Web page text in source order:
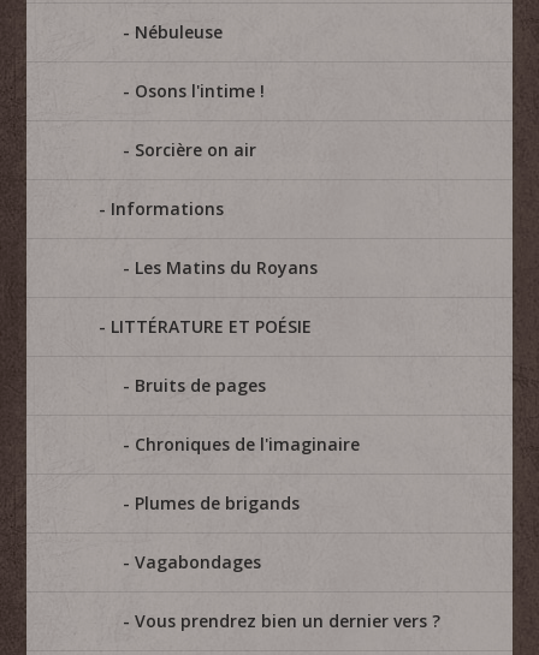
Nébuleuse
Osons l'intime !
Sorcière on air
Informations
Les Matins du Royans
LITTÉRATURE ET POÉSIE
Bruits de pages
Chroniques de l'imaginaire
Plumes de brigands
Vagabondages
Vous prendrez bien un dernier vers ?